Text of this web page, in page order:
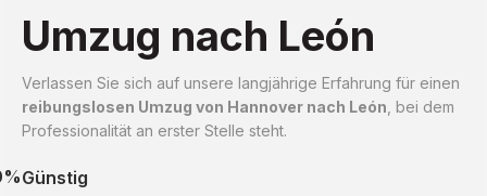
Umzug nach León
Verlassen Sie sich auf unsere langjährige Erfahrung für einen
reibungslosen Umzug von Hannover nach León , bei dem
Professionalität an erster Stelle steht.
Günstig